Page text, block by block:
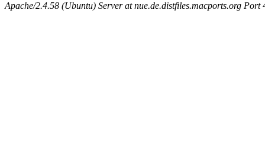
Apache/2.4.58 (Ubuntu) Server at nue.de.distfiles.macports.org Port